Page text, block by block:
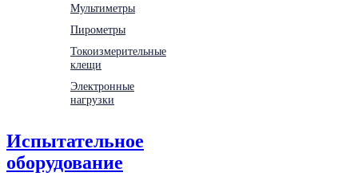
Мультиметры
Пирометры
Токоизмерительные
клещи
Электронные
нагрузки
Испытательное
оборудование